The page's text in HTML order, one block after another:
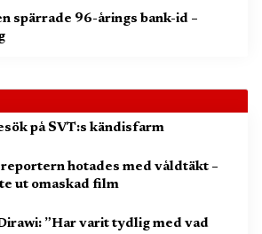
spärrade 96-årings bank-id –
på SVT:s kändisfarm
hotades med våldtäkt –
ut omaskad film
”Har varit tydlig med vad